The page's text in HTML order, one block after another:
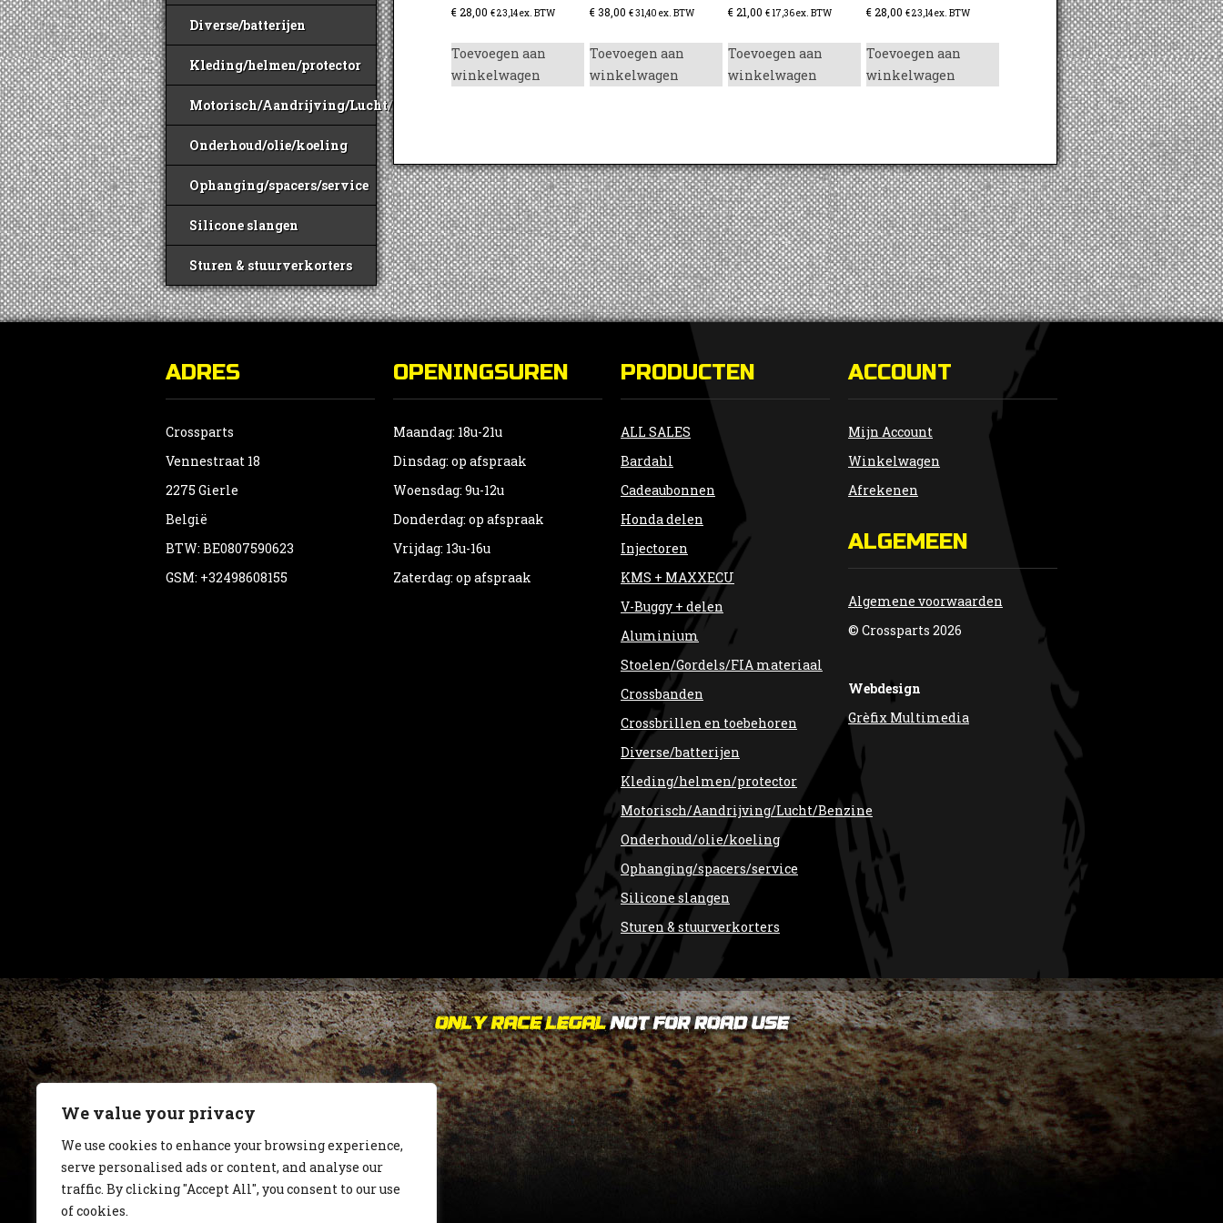
We value your privacy
We use cookies to enhance your browsing experience,
serve personalised ads or content, and analyse our
traffic. By clicking "Accept All", you consent to our use
of cookies.
Diverse/batterijen
Kleding/helmen/protector
Motorisch/Aandrijving/Lucht/Benzine
Onderhoud/olie/koeling
Ophanging/spacers/service
Silicone slangen
Sturen & stuurverkorters
€28,00 €23,14ex. BTW
Toevoegen aan
winkelwagen
€ 38,00 €31,40 ex. BTW
Toevoegen aan
winkelwagen
€21,00 €17,36ex. BTW
Toevoegen aan
winkelwagen
€28,00 €23,14ex. BTW
Toevoegen aan
winkelwagen
ADRES
Crossparts
Vennestraat 18
2275 Gierle
België
BTW: BE0807590623
GSM: +32498608155
OPENINGSUREN
Maandag: 18u-21u
Dinsdag: op afspraak
Woensdag: 9u-12u
Donderdag: op afspraak
Vrijdag: 13u-16u
Zaterdag: op afspraak
PRODUCTEN
ALL SALES
Bardahl
Cadeaubonnen
Honda delen
Injectoren
KMS + MAXXECU
V-Buggy + delen
Aluminium
Stoelen/Gordels/FIA materiaal
Crossbanden
Crossbrillen en toebehoren
Diverse/batterijen
Kleding/helmen/protector
Motorisch/Aandrijving/Lucht/Benzine
Onderhoud/olie/koeling
Ophanging/spacers/service
Silicone slangen
Sturen & stuurverkorters
ACCOUNT
Mijn Account
Winkelwagen
Afrekenen
ALGEMEEN
Algemene voorwaarden
© Crossparts 2026
Webdesign
Grèfix Multimedia